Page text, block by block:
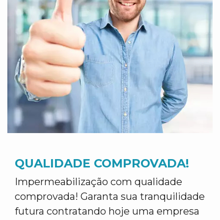
QUALIDADE COMPROVADA!
Impermeabilização com qualidade
comprovada! Garanta sua tranquilidade
futura contratando hoje uma empresa